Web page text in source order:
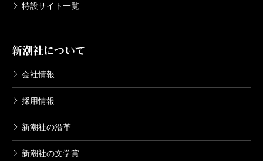
特設サイト一覧
新潮社について
会社情報
採用情報
新潮社の沿革
新潮社の文学賞